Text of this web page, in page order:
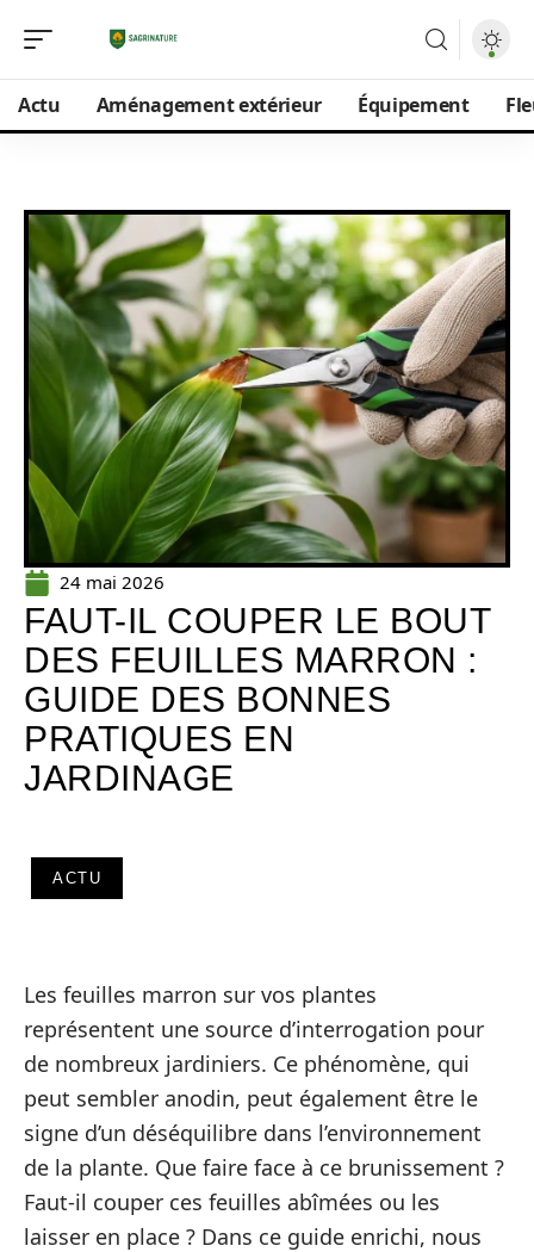
Actu Aménagement extérieur Équipement
24 mai 2026
FAUT-IL COUPER LE BOUT
DES FEUILLES MARRON :
GUIDE DES BONNES
PRATIQUES EN
JARDINAGE
ACTU
Les feuilles marron sur vos plantes
représentent une source d’interrogation pour
de nombreux jardiniers. Ce phénomène, qui
peut sembler anodin, peut également être le
signe d’un déséquilibre dans l’environnement
de la plante. Que faire face à ce brunissement ?
Faut-il couper ces feuilles abîmées ou les
laisser en place ? Dans ce guide enrichi, nous